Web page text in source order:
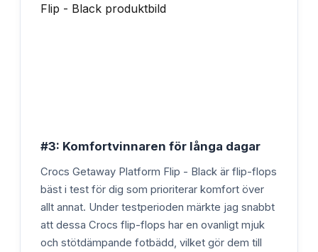
#3: Komfortvinnaren för långa dagar
Crocs Getaway Platform Flip - Black är flip-flops
bäst i test för dig som prioriterar komfort över
allt annat. Under testperioden märkte jag snabbt
att dessa Crocs flip-flops har en ovanligt mjuk
och stötdämpande fotbädd, vilket gör dem till